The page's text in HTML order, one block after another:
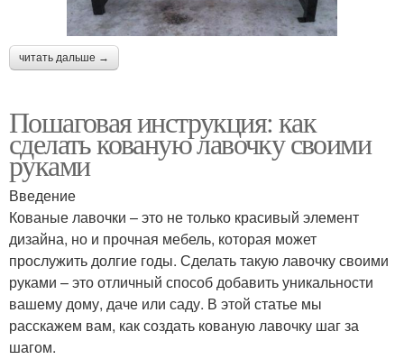
читать дальше →
Пошаговая инструкция: как
сделать кованую лавочку своими
руками
Введение
Кованые лавочки – это не только красивый элемент
дизайна, но и прочная мебель, которая может
прослужить долгие годы. Сделать такую лавочку своими
руками – это отличный способ добавить уникальности
вашему дому, даче или саду. В этой статье мы
расскажем вам, как создать кованую лавочку шаг за
шагом.